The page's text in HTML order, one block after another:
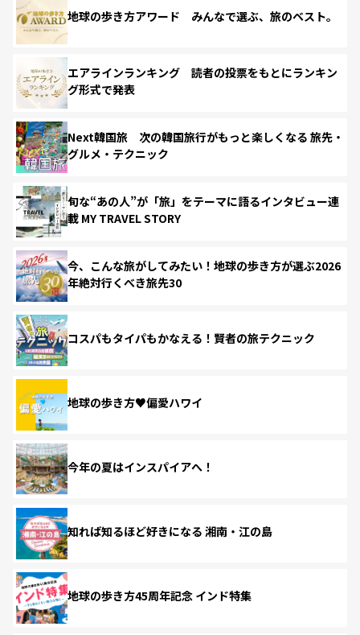
地球の歩き方アワード みんなで選ぶ、旅のベスト。
エアラインランキング 読者の投票をもとにランキン
グ形式で発表
Next韓国旅 次の韓国旅行がもっと楽しくなる 旅先・
グルメ・テクニック
旬な“あの人”が「旅」をテーマに語るインタビュー連
載 MY TRAVEL STORY
今、こんな旅がしてみたい！地球の歩き方が選ぶ2026
年絶対行くべき旅先30
コスパもタイパもかなえる！賢者の旅テクニック
地球の歩き方♥偏愛ハワイ
今年の夏はインスパイアへ！
知れば知るほど好きになる 湘南・江の島
地球の歩き方45周年記念 インド特集